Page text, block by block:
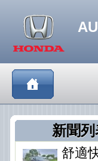
新聞列
舒適